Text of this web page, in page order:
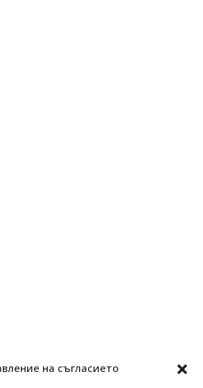
на съгласието